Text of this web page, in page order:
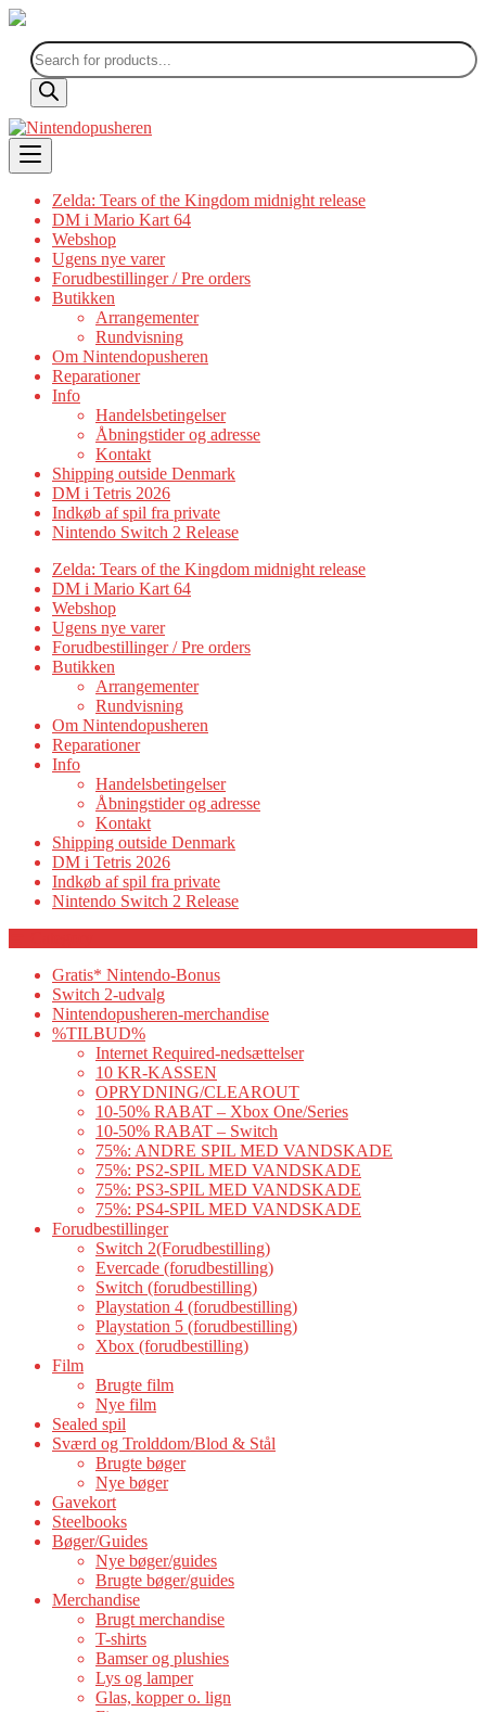
Products
search
Skip
to
content
Zelda: Tears of the Kingdom midnight release
DM i Mario Kart 64
Webshop
Ugens nye varer
Forudbestillinger / Pre orders
Butikken
Arrangementer
Rundvisning
Om Nintendopusheren
Reparationer
Info
Handelsbetingelser
Åbningstider og adresse
Kontakt
Shipping outside Denmark
DM i Tetris 2026
Indkøb af spil fra private
Nintendo Switch 2 Release
Zelda: Tears of the Kingdom midnight release
DM i Mario Kart 64
Webshop
Ugens nye varer
Forudbestillinger / Pre orders
Butikken
Arrangementer
Rundvisning
Om Nintendopusheren
Reparationer
Info
Handelsbetingelser
Åbningstider og adresse
Kontakt
Shipping outside Denmark
DM i Tetris 2026
Indkøb af spil fra private
Nintendo Switch 2 Release
Gratis* Nintendo-Bonus
Switch 2-udvalg
Nintendopusheren-merchandise
%TILBUD%
Internet Required-nedsættelser
10 KR-KASSEN
OPRYDNING/CLEAROUT
10-50% RABAT – Xbox One/Series
10-50% RABAT – Switch
75%: ANDRE SPIL MED VANDSKADE
75%: PS2-SPIL MED VANDSKADE
75%: PS3-SPIL MED VANDSKADE
75%: PS4-SPIL MED VANDSKADE
Forudbestillinger
Switch 2(Forudbestilling)
Evercade (forudbestilling)
Switch (forudbestilling)
Playstation 4 (forudbestilling)
Playstation 5 (forudbestilling)
Xbox (forudbestilling)
Film
Brugte film
Nye film
Sealed spil
Sværd og Trolddom/Blod & Stål
Brugte bøger
Nye bøger
Gavekort
Steelbooks
Bøger/Guides
Nye bøger/guides
Brugte bøger/guides
Merchandise
Brugt merchandise
T-shirts
Bamser og plushies
Lys og lamper
Glas, kopper o. lign